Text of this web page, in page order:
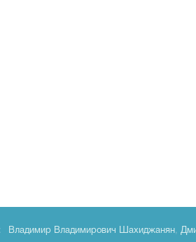
Владимир Владимирович Шахиджанян,